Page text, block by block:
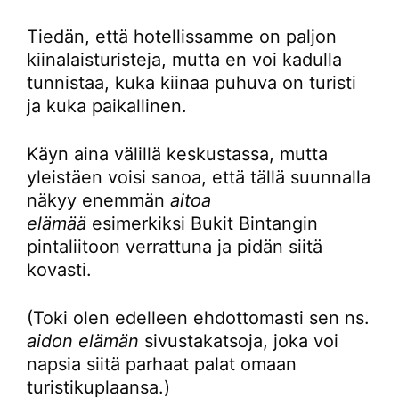
Tiedän, että hotellissamme on paljon
kiinalaisturisteja, mutta en voi kadulla
tunnistaa, kuka kiinaa puhuva on turisti
ja kuka paikallinen.
Käyn aina välillä keskustassa, mutta
yleistäen voisi sanoa, että tällä suunnalla
näkyy enemmän aitoa
elämää esimerkiksi Bukit Bintangin
pintaliitoon verrattuna ja pidän siitä
kovasti.
(Toki olen edelleen ehdottomasti sen ns.
aidon elämän sivustakatsoja, joka voi
napsia siitä parhaat palat omaan
turistikuplaansa.)